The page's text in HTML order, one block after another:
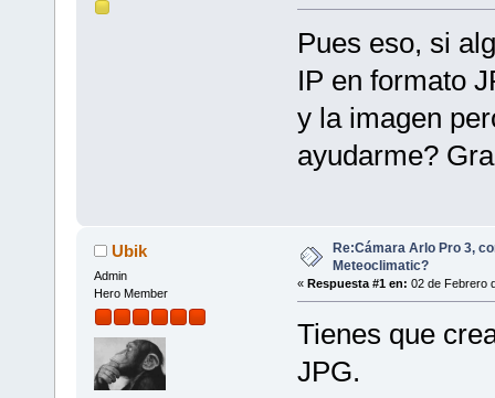
Pues eso, si
IP en formato
y la imagen
ayudarme?
Ubik
Admin
Hero Member
Re:Cámara Arlo Pro 3,
Meteoclimatic?
« Respuesta #1 en: 02 de Febrero
Tienes que
JPG.